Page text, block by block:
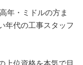
年・ミドルの方ま
年代の工事スタッフ
上位資格を本気で目